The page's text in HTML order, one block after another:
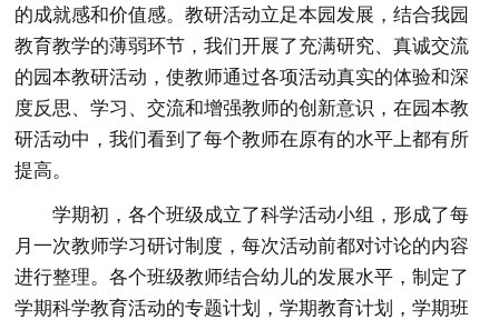
的成就感和价值感。教研活动立足本园发展，结合我园
教育教学的薄弱环节，我们开展了充满研究、真诚交流
的园本教研活动，使教师通过各项活动真实的体验和深
度反思、学习、交流和增强教师的创新意识，在园本教
研活动中，我们看到了每个教师在原有的水平上都有所
提高。
学期初，各个班级成立了科学活动小组，形成了每
月一次教师学习研讨制度，每次活动前都对讨论的内容
进行整理。各个班级教师结合幼儿的发展水平，制定了
学期科学教育活动的专题计划，学期教育计划，学期班